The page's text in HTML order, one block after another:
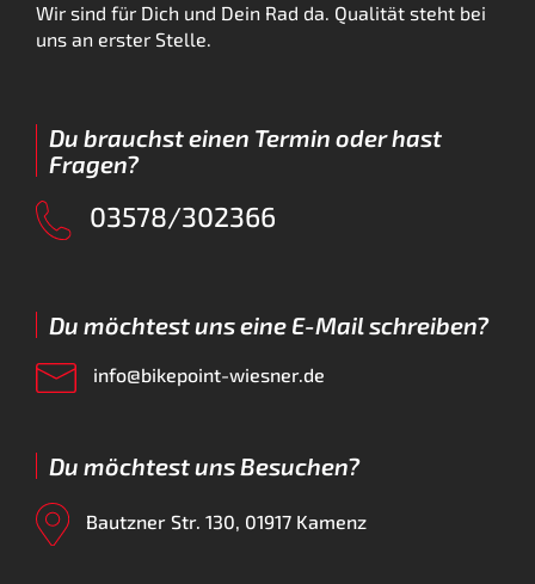
Wir sind für Dich und Dein Rad da. Qualität steht bei
uns an erster Stelle.
Du brauchst einen Termin oder hast
Fragen?
03578/302366
Du möchtest uns eine E-Mail schreiben?
info@bikepoint-wiesner.de
Du möchtest uns Besuchen?
Bautzner Str. 130, 01917 Kamenz